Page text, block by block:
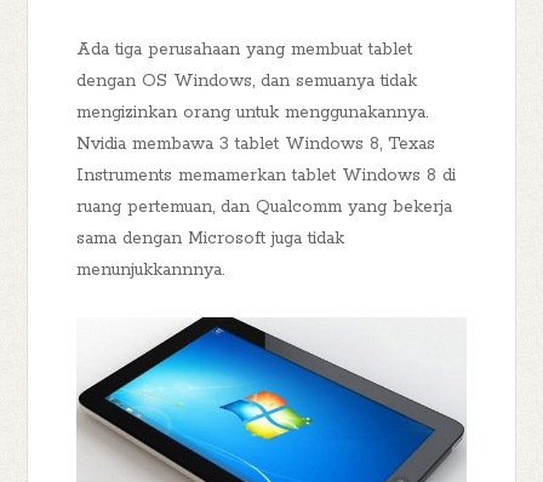
Ada tiga perusahaan yang membuat tablet
dengan OS Windows, dan semuanya tidak
mengizinkan orang untuk menggunakannya.
Nvidia membawa 3 tablet Windows 8, Texas
Instruments memamerkan tablet Windows 8 di
ruang pertemuan, dan Qualcomm yang bekerja
sama dengan Microsoft juga tidak
menunjukkannnya.